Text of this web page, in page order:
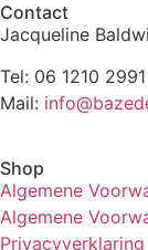
Contact
Jacqueline
Tel: 06 1210 2991
Mail:
Shop
Algemene
Algemene
Privacyverklaring